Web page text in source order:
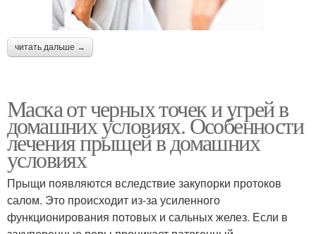
читать дальше →
Маска от черных точек и угрей в
домашних условиях. Особенности
лечения прыщей в домашних
условиях
Прыщи появляются вследствие закупорки протоков
салом. Это происходит из-за усиленного
функционирования потовых и сальных желез. Если в